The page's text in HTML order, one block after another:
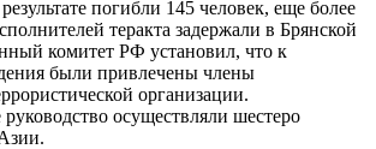
погибли 145 человек, еще более
теракта задержали в Брянской
комитет РФ установил, что к
были привлечены члены
организации.
осуществляли шестеро